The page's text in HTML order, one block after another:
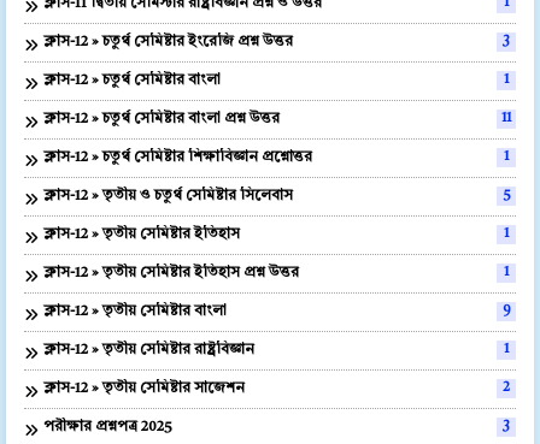
ক্লাস-11 দ্বিতীয় সেমিস্টার রাষ্ট্রবিজ্ঞান প্রশ্ন ও উত্তর 1
ক্লাস-12 » চতুর্থ সেমিষ্টার ইংরেজি প্রশ্ন উত্তর 3
ক্লাস-12 » চতুর্থ সেমিষ্টার বাংলা 1
ক্লাস-12 » চতুর্থ সেমিষ্টার বাংলা প্রশ্ন উত্তর 11
ক্লাস-12 » চতুর্থ সেমিষ্টার শিক্ষাবিজ্ঞান প্রশ্নোত্তর 1
ক্লাস-12 » তৃতীয় ও চতুর্থ সেমিষ্টার সিলেবাস 5
ক্লাস-12 » তৃতীয় সেমিষ্টার ইতিহাস 1
ক্লাস-12 » তৃতীয় সেমিষ্টার ইতিহাস প্রশ্ন উত্তর 1
ক্লাস-12 » তৃতীয় সেমিষ্টার বাংলা 9
ক্লাস-12 » তৃতীয় সেমিষ্টার রাষ্ট্রবিজ্ঞান 1
ক্লাস-12 » তৃতীয় সেমিষ্টার সাজেশন 2
পরীক্ষার প্রশ্নপত্র 2025 3